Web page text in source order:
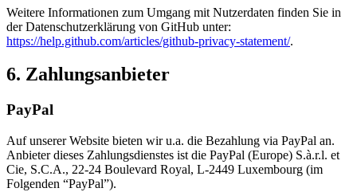
Weitere Informationen zum Umgang mit Nutzerdaten finden Sie in
der Datenschutzerklärung von GitHub unter:
https://help.github.com/articles/github-privacy-statement/.
6. Zahlungsanbieter
PayPal
Auf unserer Website bieten wir u.a. die Bezahlung via PayPal an.
Anbieter dieses Zahlungsdienstes ist die PayPal (Europe) S.à.r.l. et
Cie, S.C.A., 22-24 Boulevard Royal, L-2449 Luxembourg (im
Folgenden “PayPal”).